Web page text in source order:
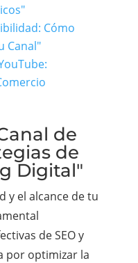
Cómo
Canal"
de
de
Digital"
y el alcance de tu
de SEO y
por optimizar la